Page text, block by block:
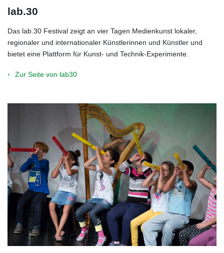
lab.30
Das lab.30 Festival zeigt an vier Tagen Medienkunst lokaler,
regionaler und internationaler Künstlerinnen und Künstler und
bietet eine Plattform für Kunst- und Technik-Experimente.
Zur Seite von lab30